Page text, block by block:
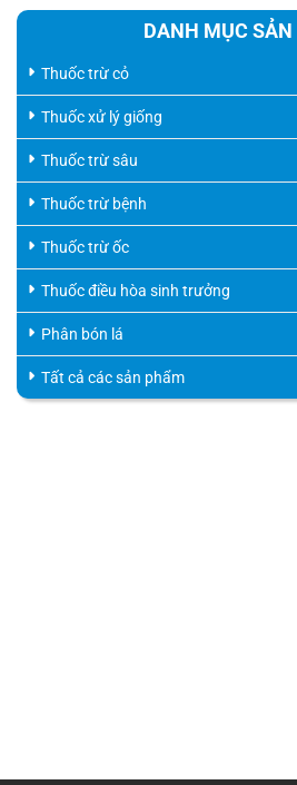
DANH MỤC
Thuốc trừ cỏ
Thuốc xử lý giống
Thuốc trừ sâu
Thuốc trừ bệnh
Thuốc trừ ốc
Thuốc điều hòa sinh trưởng
Phân bón lá
Tất cả các sản phẩm